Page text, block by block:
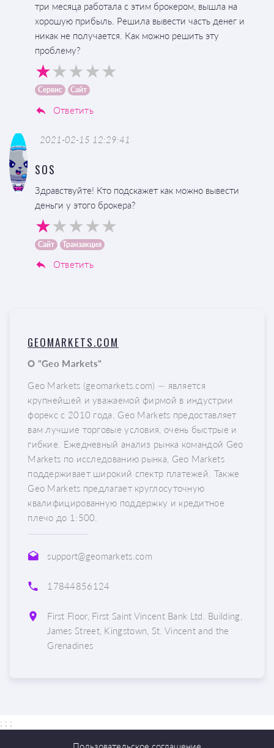
три месяца работала с этим брокером, вышла на
хорошую прибыль. Решила вывести часть денег и
никак не получается. Как можно решить эту
проблему?
Сервис Сайт
Ответить
2021-02-15 12:29:41
SOS
Здравствуйте! Кто подскажет как можно вывести
деньги у этого брокера?
Сайт Транзакция
Ответить
GEOMARKETS.COM
О "Geo Markets"
Geo Markets (geomarkets.com) — является
крупнейшей и уважаемой фирмой в индустрии
форекс с 2010 года. Geo Markets предоставляет
вам лучшие торговые условия, очень быстрые и
гибкие. Ежедневный анализ рынка командой Geo
Markets по исследованию рынка, Geo Markets
поддерживает широкий спектр платежей. Также
Geo Markets предлагает круглосуточную
квалифицированную поддержку и кредитное
плечо до 1:500.
support@geomarkets.com
17844856124
First Floor, First Saint Vincent Bank Ltd. Building,
James Street, Kingstown, St. Vincent and the
Grenadines
; ; ;